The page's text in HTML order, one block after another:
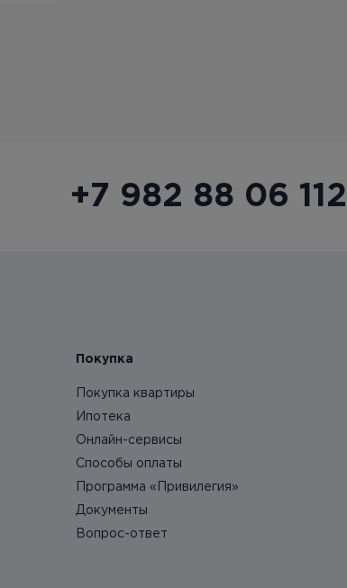
+7 982 88 06 112
Покупка
Покупка квартиры
Ипотека
Онлайн-сервисы
Способы оплаты
Программа «Привилегия»
Документы
Вопрос-ответ